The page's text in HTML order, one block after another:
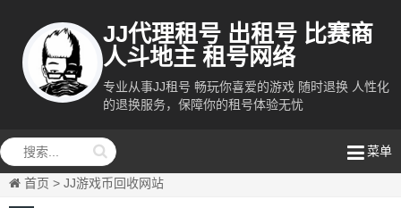
JJ代理租号 出租号 比赛商
人斗地主 租号网络
专业从事JJ租号 畅玩你喜爱的游戏 随时退换 人性化
的退换服务，保障你的租号体验无忧
菜单
首页 > JJ游戏币回收网站